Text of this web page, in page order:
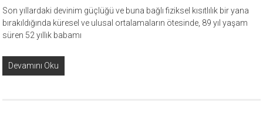
Son yıllardaki devinim güçlüğü ve buna bağlı fiziksel kısıtlılık bir yana
bırakıldığında küresel ve ulusal ortalamaların ötesinde, 89 yıl yaşam
süren 52 yıllık babamı
Devamını Oku